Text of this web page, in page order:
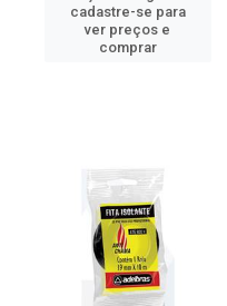
cadastre-se para
ver preços e
comprar